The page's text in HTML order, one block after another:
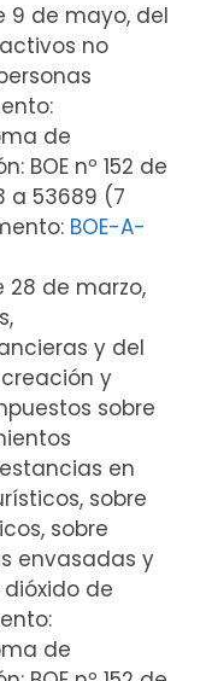
9 de mayo, del
no
de
BOE nº 152 de
a 53689 (7
BOE-A-
28 de marzo,
y del
y
sobre
en
sobre
sobre
envasadas y
de
de